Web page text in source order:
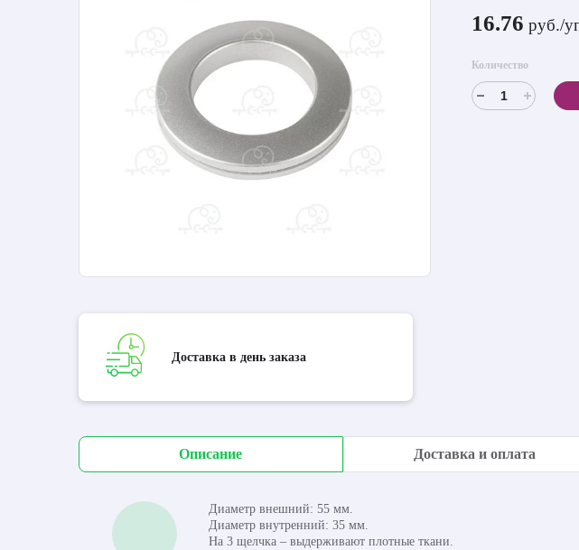
16.76 руб./
Количество
Доставка в день заказа
Описание Доставка и оплата
Диаметр внешний: 55 мм.
Диаметр внутренний: 35 мм.
На 3 щелчка – выдерживают плотные ткани.